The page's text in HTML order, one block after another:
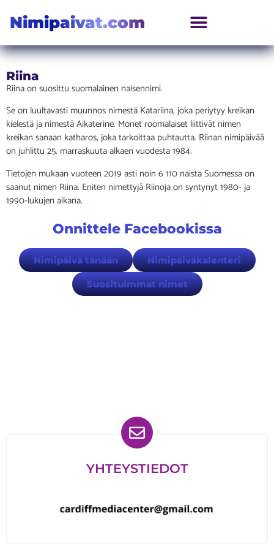
Nimipaivat.com
Riina
Riina on suosittu suomalainen naisennimi.
Se on luultavasti muunnos nimestä Katariina, joka periytyy kreikan
kielestä ja nimestä Aikaterine. Monet roomalaiset liittivät nimen
kreikan sanaan katharos, joka tarkoittaa puhtautta. Riinan nimipäivää
on juhlittu 25. marraskuuta alkaen vuodesta 1984.
Tietojen mukaan vuoteen 2019 asti noin 6 110 naista Suomessa on
saanut nimen Riina. Eniten nimettyjä Riinoja on syntynyt 1980- ja
1990-lukujen aikana.
Onnittele Facebookissa
Nimipäivä tänään Nimipäiväkalenteri
Suosituimmat nimet
YHTEYSTIEDOT